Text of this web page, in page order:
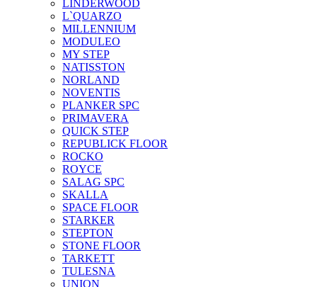
LINDERWOOD
L`QUARZO
MILLENNIUM
MODULEO
MY STEP
NATISSTON
NORLAND
NOVENTIS
PLANKER SPC
PRIMAVERA
QUICK STEP
REPUBLICK FLOOR
ROCKO
ROYCE
SALAG SPC
SKALLA
SPACE FLOOR
STARKER
STEPTON
STONE FLOOR
TARKETT
TULESNA
UNION